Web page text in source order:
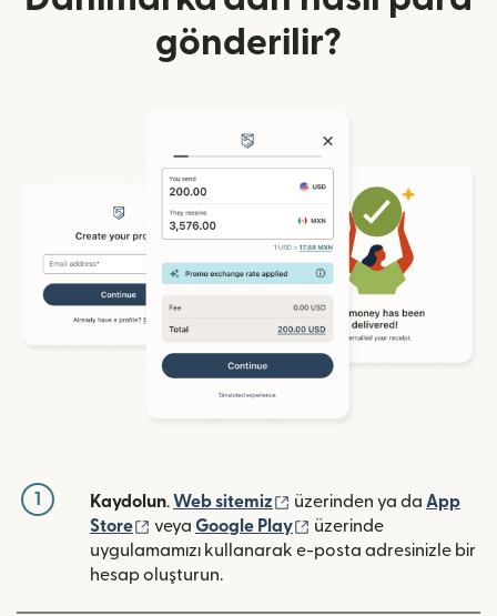
gönderilir?
1 Kaydolun.Web sitemiz (yeni pencerede açılır)
üzerinden ya da App
Store
(yeni pencerede açılır)
veya Google Play (yeni pencerede açılır)
üzerinde
uygulamamızı kullanarak e-posta adresinizle bir
hesap oluşturun.